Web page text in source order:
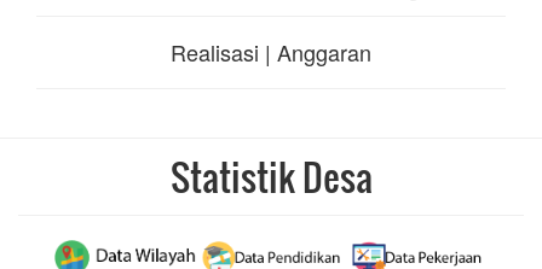
Realisasi | Anggaran
Statistik Desa